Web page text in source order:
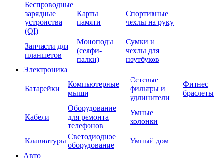
Беспроводные
зарядные
устройства
(QI)
Карты
памяти
Спортивные
чехлы на руку
Запчасти для
планшетов
Моноподы
(селфи-
палки)
Сумки и
чехлы для
ноутбуков
Электроника
Батарейки
Компьютерные
мыши
Сетевые
фильтры и
удлинители
Фитнес
браслеты
Кабели
Оборудование
для ремонта
телефонов
Умные
колонки
Клавиатуры
Светодиодное
оборудование
Умный дом
Авто